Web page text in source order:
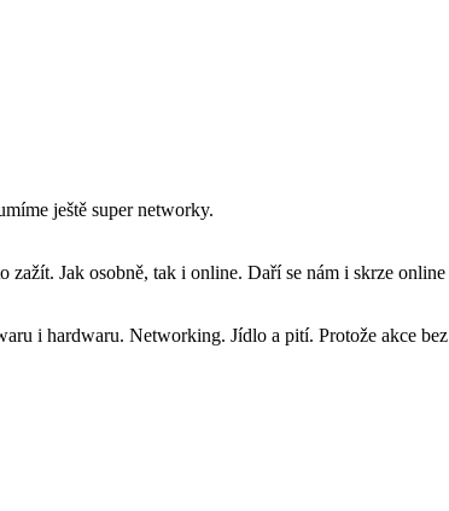
ještě super networky.
Jak osobně, tak i online. Daří se nám i skrze
i hardwaru. Networking. Jídlo a pití. Protože akce